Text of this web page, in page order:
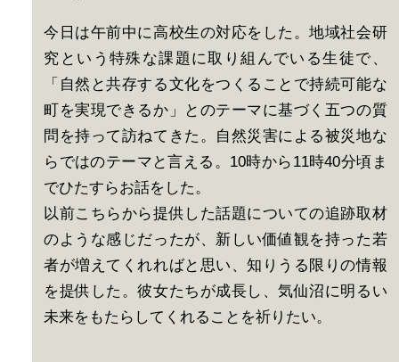
今日は午前中に高校生の対応をした。地域社会研
究という特殊な課題に取り組んでいる生徒で、
「自然と共存する文化をつくることで持続可能な
町を実現できるか」とのテーマに基づく五つの質
問を持って訪ねてきた。自然災害による被災地な
らではのテーマと言える。10時から11時40分頃ま
でひたすらお話をした。
以前こちらから提供した話題についての追跡取材
のような感じだったが、新しい価値観を持った若
者が増えてくれればと思い、知りうる限りの情報
を提供した。彼女たちが成長し、気仙沼に明るい
未来をもたらしてくれることを祈りたい。